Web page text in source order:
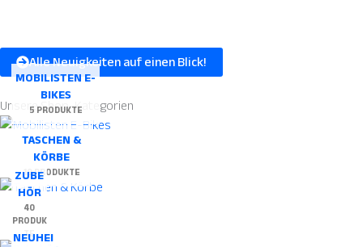
Alle Neuigkeiten auf einen Blick!
UnsereShop-Kategorien
MOBILISTEN E-
BIKES
5 PRODUKTE
TASCHEN &
KÖRBE
19 PRODUKTE
ZUBE
HÖR
40
PRODUK
TE
NEUHEI